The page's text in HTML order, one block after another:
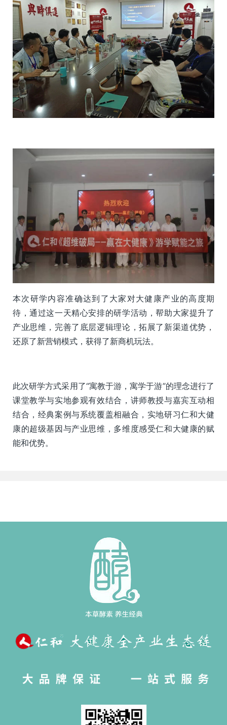
本次研学内容准确达到了大家对大健康产业的高度期
待，通过这一天精心安排的研学活动，帮助大家提升了
产业思维，完善了底层逻辑理论，拓展了新渠道优势，
还原了新营销模式，获得了新商机玩法。
此次研学方式采用了“寓教于游，寓学于游”的理念进行了
课堂教学与实地参观有效结合，讲师教授与嘉宾互动相
结合，经典案例与系统覆盖相融合，实地研习仁和大健
康的超级基因与产业思维，多维度感受仁和大健康的赋
能和优势。